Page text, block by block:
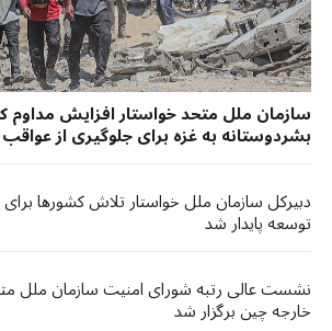
سازمان ملل متحد خواستار افزایش
بشردوستانه به غزه برای جلوگیری از
دبیرکل سازمان ملل خواستار تلاش کشورها
توسعه پایدار شد
نشست عالی رتبه شورای امنیت سازمان ملل
خارجه چین برگزار شد